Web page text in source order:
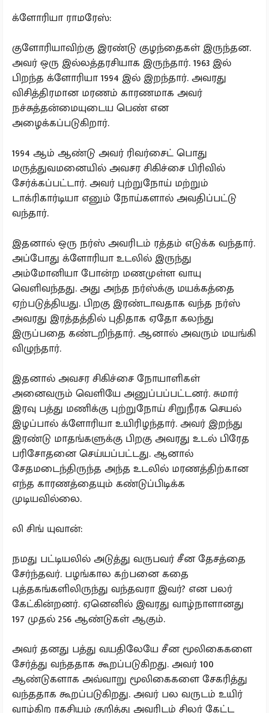
க்ளோரியா ராமரேஸ்:
குளோரியாவிற்கு இரண்டு குழந்தைகள் இருந்தன.
அவர் ஒரு இல்லத்தரசியாக இருந்தார். 1963 இல்
பிறந்த க்ளோரியா 1994 இல் இறந்தார். அவரது
விசித்திரமான மரணம் காரணமாக அவர்
நச்சுத்தன்மையுடைய பெண் என
அழைக்கப்படுகிறார்.
1994 ஆம் ஆண்டு அவர் ரிவர்சைட் பொது
மருத்துவமனையில் அவசர சிகிச்சை பிரிவில்
சேர்க்கப்பட்டார். அவர் புற்றுநோய் மற்றும்
டாக்ரிகார்டியா எனும் நோய்களால் அவதிப்பட்டு
வந்தார்.
இதனால் ஒரு நர்ஸ் அவரிடம் ரத்தம் எடுக்க வந்தார்.
அப்போது க்ளோரியா உடலில் இருந்து
அம்மோனியா போன்ற மணமுள்ள வாயு
வெளிவந்தது. அது அந்த நர்ஸ்க்கு மயக்கத்தை
ஏற்படுத்தியது. பிறகு இரண்டாவதாக வந்த நர்ஸ்
அவரது இரத்தத்தில் புதிதாக ஏதோ கலந்து
இருப்பதை கண்டறிந்தார். ஆனால் அவரும் மயங்கி
விழுந்தார்.
இதனால் அவசர சிகிச்சை நோயாளிகள்
அனைவரும் வெளியே அனுப்பப்பட்டனர். சுமார்
இரவு பத்து மணிக்கு புற்றுநோய் சிறுநீரக செயல்
இழப்பால் க்ளோரியா உயிரிழந்தார். அவர் இறந்து
இரண்டு மாதங்களுக்கு பிறகு அவரது உடல் பிரேத
பரிசோதனை செய்யப்பட்டது. ஆனால்
சேதமடைந்திருந்த அந்த உடலில் மரணத்திற்கான
எந்த காரணத்தையும் கண்டுப்பிடிக்க
முடியவில்லை.
லி சிங் யுவான்:
நமது பட்டியலில் அடுத்து வருபவர் சீன தேசத்தை
சேர்ந்தவர். பழங்கால கற்பனை கதை
புத்தகங்களிலிருந்து வந்தவரா இவர்? என பலர்
கேட்கின்றனர். ஏனெனில் இவரது வாழ்நாளானது
197 முதல் 256 ஆண்டுகள் ஆகும்.
அவர் தனது பத்து வயதிலேயே சீன மூலிகைகளை
சேர்த்து வந்ததாக கூறப்படுகிறது. அவர் 100
ஆண்டுகளாக அவ்வாறு மூலிகைகளை சேகரித்து
வந்ததாக கூறப்படுகிறது. அவர் பல வருடம் உயிர்
வாழ்கிற ரகசியம் குறித்து அவரிடம் சிலர் கேட்ட